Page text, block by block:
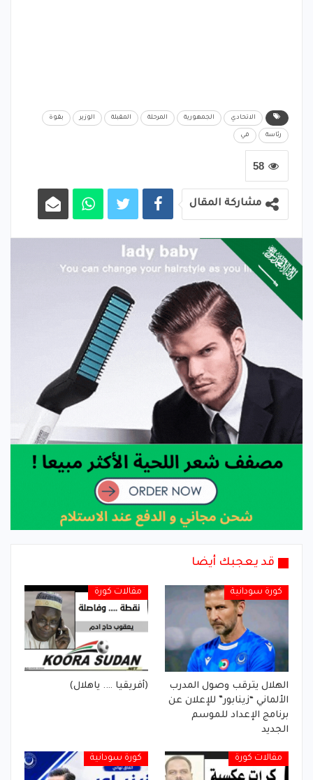
الاتحادي الجمهورية المرحلة المقبلة الوزير بقوة
رئاسة في
58
مشاركة المقال
قد يعجبك أيضا
كورة سودانية
الهلال يترقب وصول المدرب
الألماني “زينابور” للإعلان عن
برنامج الإعداد للموسم
الجديد
مقالات كورة
(أفريقيا …. ياهلال)
مقالات كورة كورة سودانية